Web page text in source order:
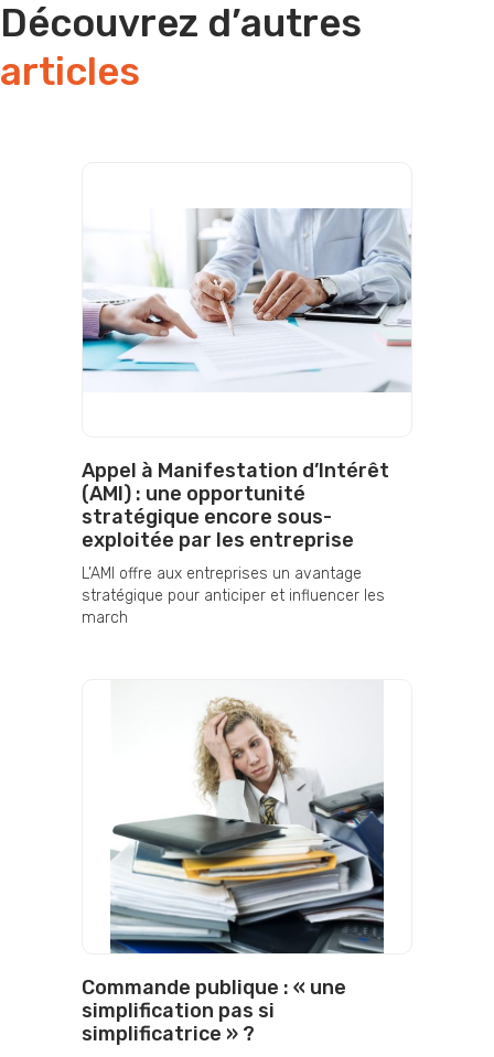
Découvrez d’autres
articles
Appel à Manifestation d’Intérêt
(AMI) : une opportunité
stratégique encore sous-
exploitée par les entreprise
L’AMI offre aux entreprises un avantage
stratégique pour anticiper et influencer les
march
Commande publique : « une
simplification pas si
simplificatrice » ?